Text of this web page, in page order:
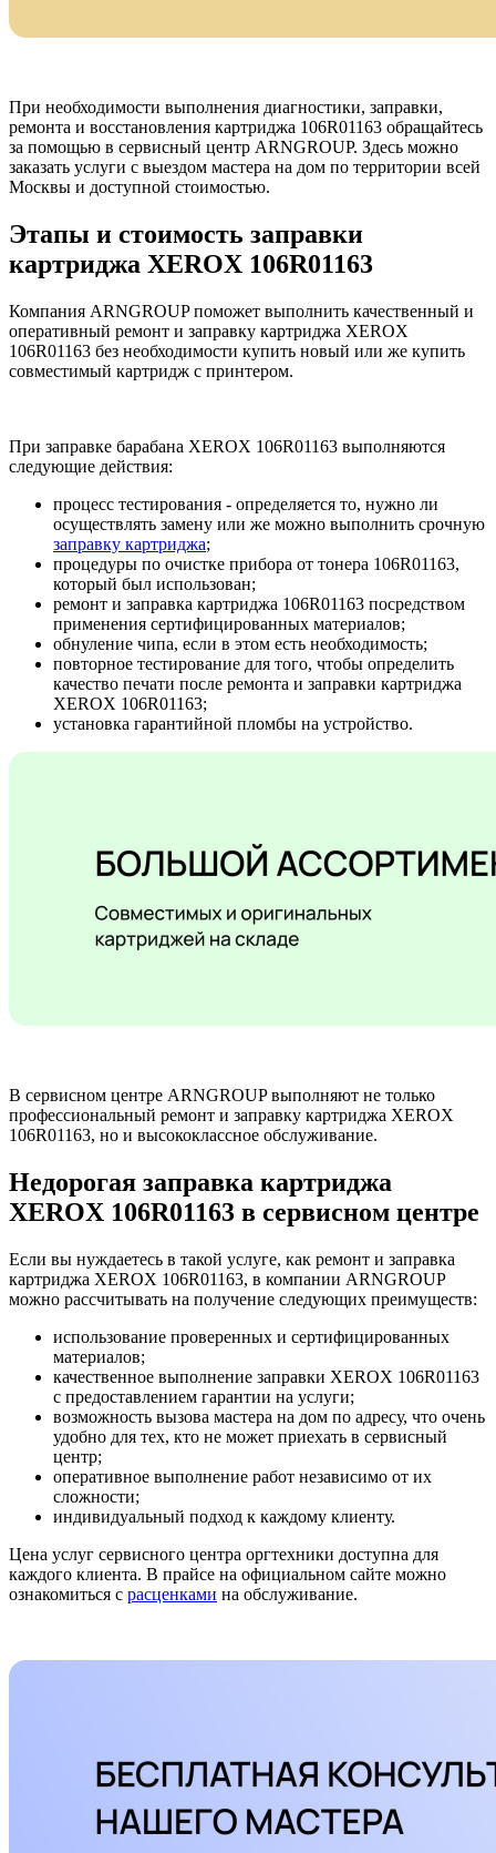
При необходимости выполнения диагностики, заправки,
ремонта и восстановления картриджа 106R01163 обращайтесь
за помощью в сервисный центр ARNGROUP. Здесь можно
заказать услуги с выездом мастера на дом по территории всей
Москвы и доступной стоимостью.
Этапы и стоимость заправки
картриджа XEROX 106R01163
Компания ARNGROUP поможет выполнить качественный и
оперативный ремонт и заправку картриджа XEROX
106R01163 без необходимости купить новый или же купить
совместимый картридж с принтером.
При заправке барабана XEROX 106R01163 выполняются
следующие действия:
процесс тестирования - определяется то, нужно ли
осуществлять замену или же можно выполнить срочную
заправку картриджа;
процедуры по очистке прибора от тонера 106R01163,
который был использован;
ремонт и заправка картриджа 106R01163 посредством
применения сертифицированных материалов;
обнуление чипа, если в этом есть необходимость;
повторное тестирование для того, чтобы определить
качество печати после ремонта и заправки картриджа
XEROX 106R01163;
установка гарантийной пломбы на устройство.
В сервисном центре ARNGROUP выполняют не только
профессиональный ремонт и заправку картриджа XEROX
106R01163, но и высококлассное обслуживание.
Недорогая заправка картриджа
XEROX 106R01163 в сервисном центре
Если вы нуждаетесь в такой услуге, как ремонт и заправка
картриджа XEROX 106R01163, в компании ARNGROUP
можно рассчитывать на получение следующих преимуществ:
использование проверенных и сертифицированных
материалов;
качественное выполнение заправки XEROX 106R01163
с предоставлением гарантии на услуги;
возможность вызова мастера на дом по адресу, что очень
удобно для тех, кто не может приехать в сервисный
центр;
оперативное выполнение работ независимо от их
сложности;
индивидуальный подход к каждому клиенту.
Цена услуг сервисного центра оргтехники доступна для
каждого клиента. В прайсе на официальном сайте можно
ознакомиться с расценками на обслуживание.